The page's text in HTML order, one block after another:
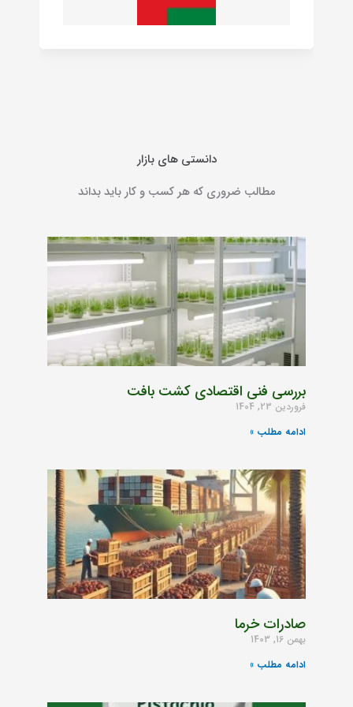
دانستی های بازار
مطالب ضروری که هر کسب و کار باید بداند
بررسی فنی اقتصادی کشت بافت
فروردین 23, 1404
ادامه مطلب »
صادرات خرما
بهمن 16, 1403
ادامه مطلب »